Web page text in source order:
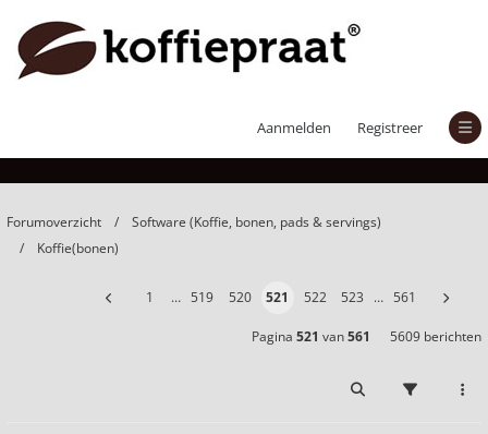
Aanmelden Registreer
Forumoverzicht
Software (Koffie, bonen, pads & servings)
Koffie(bonen)
1 … 519 520 521 522 523 … 561
Pagina 521 van561 5609 berichten